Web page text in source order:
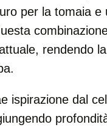
per la tomaia e
rendendo
ispirazione dal